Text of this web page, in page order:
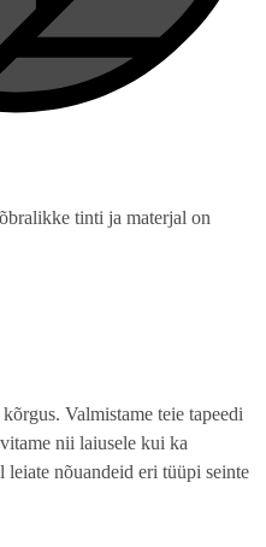
tinti ja materjal on
Valmistame teie tapeedi
nii laiusele kui ka
nõuandeid eri tüüpi seinte